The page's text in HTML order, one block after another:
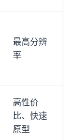
最高分辨
率
高性价
比、快速
原型